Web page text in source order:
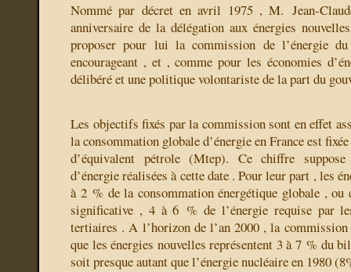
Nommé par décret en avril 1975 , M. Jean-
anniversaire de la délégation aux énergies
proposer pour lui la commission de l’énergie
encourageant , et , comme pour les économies
délibéré et une politique volontariste de la part du
Les objectifs fixés par la commission sont en effet
la consommation globale d’énergie en France est
d’équivalent pétrole (Mtep). Ce chiffre
d’énergie réalisées à cette date . Pour leur part , les
à 2 % de la consommation énergétique globale , ou
significative , 4 à 6 % de l’énergie requise par
tertiaires . A l’horizon de l’an 2000 , la
que les énergies nouvelles représentent 3 à 7 % du
soit presque autant que l’énergie nucléaire en 1980